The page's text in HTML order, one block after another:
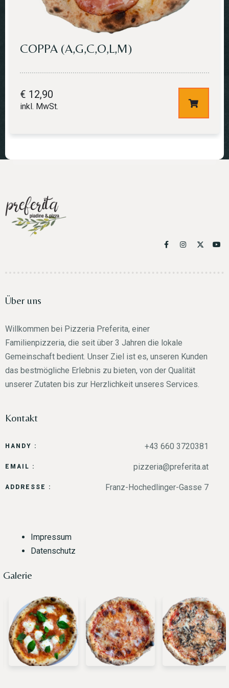
COPPA (A,G,C,O,L,M)
€ 12,90
inkl. MwSt.
Über uns
Willkommen bei Pizzeria Preferita, einer
Familienpizzeria, die seit über 3 Jahren die lokale
Gemeinschaft bedient. Unser Ziel ist es, unseren Kunden
das bestmögliche Erlebnis zu bieten, von der Qualität
unserer Zutaten bis zur Herzlichkeit unseres Services.
Kontakt
HANDY : +43 660 3720381
EMAIL : pizzeria@preferita.at
ADDRESSE : Franz-Hochedlinger-Gasse 7
Impressum
Datenschutz
Galerie